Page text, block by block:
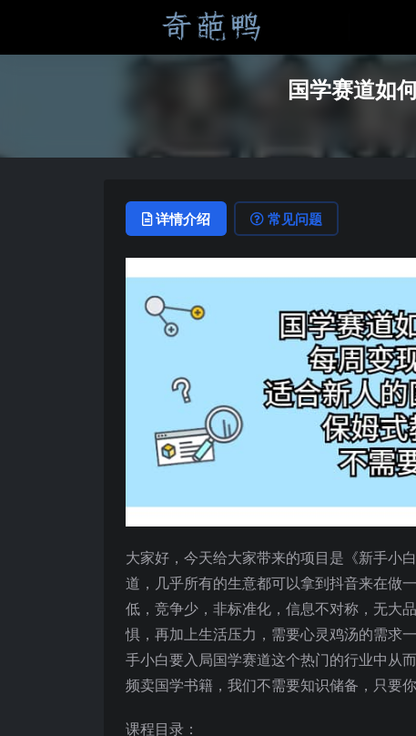
国学赛道如
详情介绍 常见问题
大家好，今天给大家带来的项目是《新手小
道，几乎所有的生意都可以拿到抖音来在做
低，竞争少，非标准化，信息不对称，无大
惧，再加上生活压力，需要心灵鸡汤的需求
手小白要入局国学赛道这个热门的行业中从
频卖国学书籍，我们不需要知识储备，只要
课程目录：